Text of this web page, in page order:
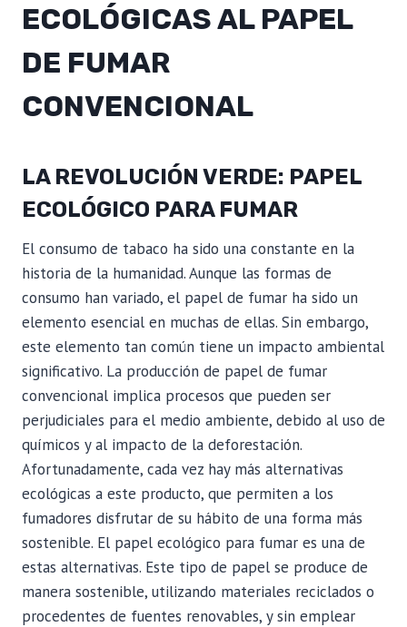
ECOLÓGICAS AL PAPEL
DE FUMAR
CONVENCIONAL
LA REVOLUCIÓN VERDE: PAPEL
ECOLÓGICO PARA FUMAR
El consumo de tabaco ha sido una constante en la
historia de la humanidad. Aunque las formas de
consumo han variado, el papel de fumar ha sido un
elemento esencial en muchas de ellas. Sin embargo,
este elemento tan común tiene un impacto ambiental
significativo. La producción de papel de fumar
convencional implica procesos que pueden ser
perjudiciales para el medio ambiente, debido al uso de
químicos y al impacto de la deforestación.
Afortunadamente, cada vez hay más alternativas
ecológicas a este producto, que permiten a los
fumadores disfrutar de su hábito de una forma más
sostenible. El papel ecológico para fumar es una de
estas alternativas. Este tipo de papel se produce de
manera sostenible, utilizando materiales reciclados o
procedentes de fuentes renovables, y sin emplear